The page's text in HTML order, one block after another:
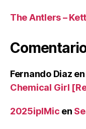
The Antlers –
Fernando Diaz en
Chemical Girl
2025iplMic en